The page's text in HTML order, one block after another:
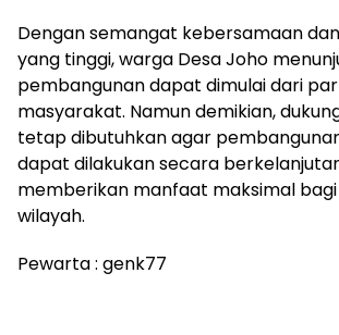
Dengan semangat kebersamaan
yang tinggi, warga Desa Joho
pembangunan dapat dimulai dari
masyarakat. Namun demikian,
tetap dibutuhkan agar
dapat dilakukan secara
memberikan manfaat maksimal
wilayah.
Pewarta : genk77